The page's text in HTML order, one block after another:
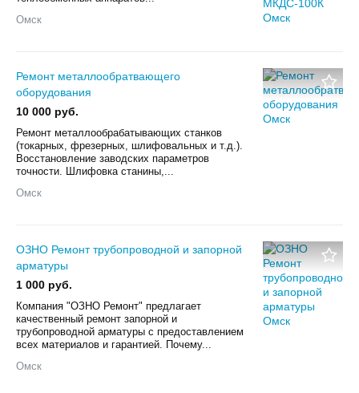
Омск
Ремонт металлообратвающего
оборудования
10 000 руб.
Ремонт металлообрабатывающих станков
(токарных, фрезерных, шлифовальных и т.д.).
Восстановление заводских параметров
точности. Шлифовка станины,...
Омск
ОЗНО Ремонт трубопроводной и запорной
арматуры
1 000 руб.
Компания "ОЗНО Ремонт" предлагает
качественный ремонт запорной и
трубопроводной арматуры с предоставлением
всех материалов и гарантией. Почему...
Омск